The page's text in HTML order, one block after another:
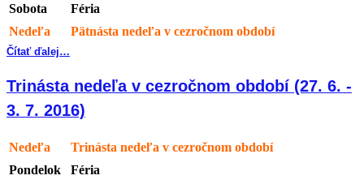
Sobota
Féria
Nedeľa
Pätnásta nedeľa v cezročnom období
Čítať ďalej…
Trinásta nedeľa v cezročnom období (27. 6. -
3. 7. 2016)
Nedeľa
Trinásta nedeľa v cezročnom období
Pondelok
Féria